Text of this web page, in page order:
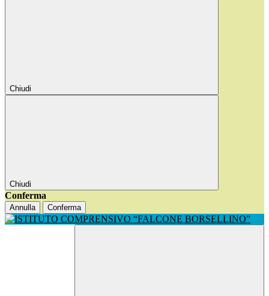
Chiudi
Chiudi
Conferma
Annulla Conferma